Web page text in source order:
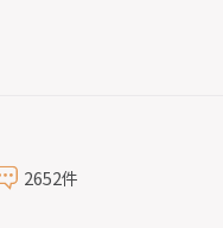
2652件